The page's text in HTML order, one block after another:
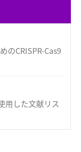
のCRISPR-Cas9
用した文献リス